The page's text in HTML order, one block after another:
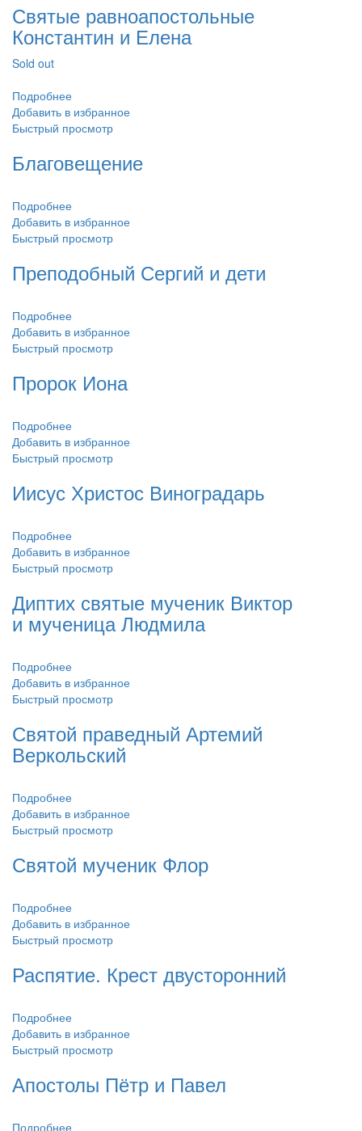
Святые равноапостольные
Константин и Елена
Sold out
Подробнее
Добавить в избранное
Быстрый просмотр
Благовещение
Подробнее
Добавить в избранное
Быстрый просмотр
Преподобный Сергий и дети
Подробнее
Добавить в избранное
Быстрый просмотр
Пророк Иона
Подробнее
Добавить в избранное
Быстрый просмотр
Иисус Христос Виноградарь
Подробнее
Добавить в избранное
Быстрый просмотр
Диптих святые мученик Виктор
и мученица Людмила
Подробнее
Добавить в избранное
Быстрый просмотр
Святой праведный Артемий
Веркольский
Подробнее
Добавить в избранное
Быстрый просмотр
Святой мученик Флор
Подробнее
Добавить в избранное
Быстрый просмотр
Распятие. Крест двусторонний
Подробнее
Добавить в избранное
Быстрый просмотр
Апостолы Пётр и Павел
Подробнее